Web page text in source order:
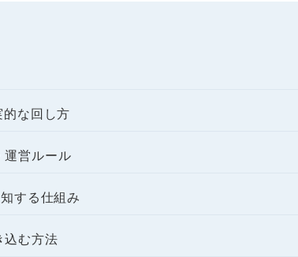
な回し方
運営ルール
する仕組み
込む方法